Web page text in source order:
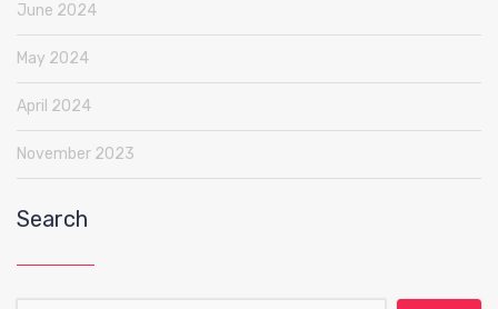
June 2024
May 2024
April 2024
November 2023
Search